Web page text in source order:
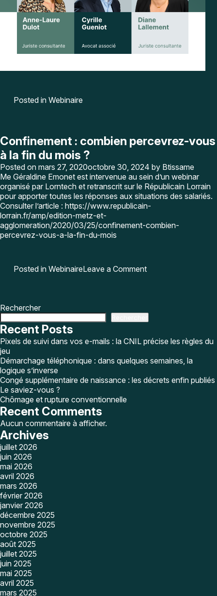
Posted in Webinaire
Confinement : combien percevrez-vous
à la fin du mois ?
Posted on mars 27, 2020octobre 30, 2024 by Btissame
Me Géraldine Emonet est intervenue au sein d’un webinar
organisé par Lorntech et retranscrit sur le Républicain Lorrain
pour apporter toutes les réponses aux situations des salariés.
Consulter l’article : https://www.republicain-
lorrain.fr/amp/edition-metz-et-
agglomeration/2020/03/25/confinement-combien-
percevrez-vous-a-la-fin-du-mois
Posted in WebinaireLeave a Commenton
fin
mois
?
Rechercher
Recent Posts
Pixels de suivi dans vos e-mails : la CNIL précise les règles du
jeu
Démarchage téléphonique : dans quelques semaines, la
logique s’inverse
Congé supplémentaire de naissance : les décrets enfin publiés
Le saviez-vous ?
Chômage et rupture conventionnelle
Recent Comments
Aucun commentaire à afficher.
Archives
juillet 2026
juin 2026
mai 2026
avril 2026
mars 2026
février 2026
janvier 2026
décembre 2025
novembre 2025
octobre 2025
août 2025
juillet 2025
juin 2025
mai 2025
avril 2025
mars 2025